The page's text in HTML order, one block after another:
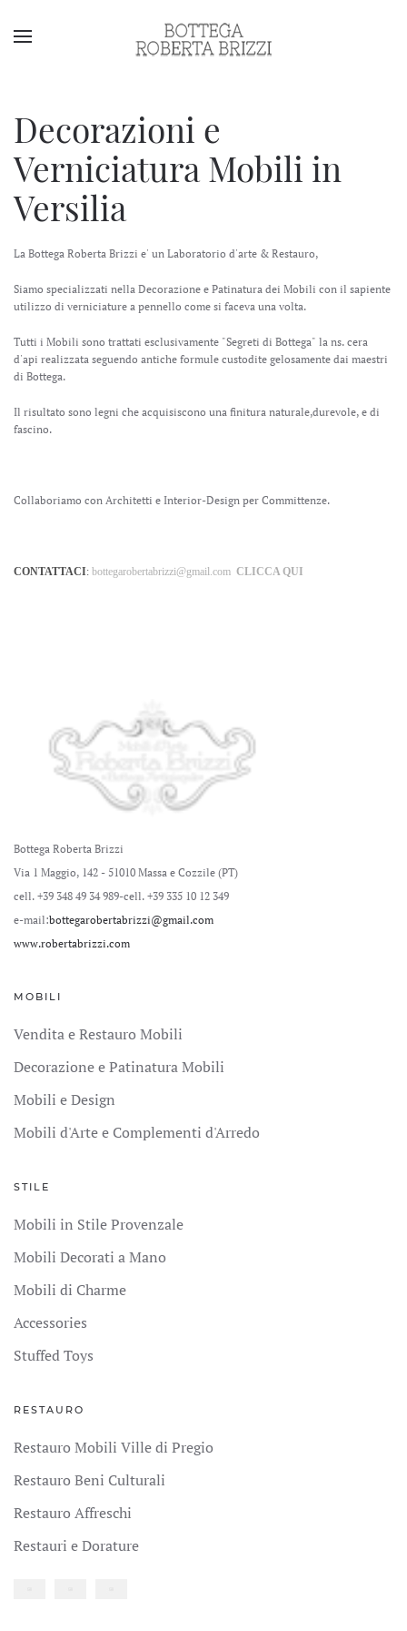
Decorazioni e
Verniciatura Mobili in
Versilia
La Bottega Roberta Brizzi e' un Laboratorio d'arte & Restauro,
Siamo specializzati nella Decorazione e Patinatura dei Mobili con il sapiente
utilizzo di verniciature a pennello come si faceva una volta.
Tutti i Mobili sono trattati esclusivamente "Segreti di Bottega" la ns. cera
d'api realizzata seguendo antiche formule custodite gelosamente dai maestri
di Bottega.
Il risultato sono legni che acquisiscono una finitura naturale,durevole, e di
fascino.
Collaboriamo con Architetti e Interior-Design perCommittenze.
CONTATTACI: bottegarobertabrizzi@gmail.com CLICCA QUI
Bottega Roberta Brizzi
Via 1 Maggio, 142 - 51010 Massa e Cozzile (PT)
cell. +39 348 49 34 989-cell. +39 335 10 12 349
e-mail:bottegarobertabrizzi@gmail.com
www.robertabrizzi.com
MOBILI
Vendita e Restauro Mobili
Decorazione e Patinatura Mobili
Mobili e Design
Mobili d'Arte e Complementi d'Arredo
STILE
Mobili in Stile Provenzale
Mobili Decorati a Mano
Mobili di Charme
Accessories
Stuffed Toys
RESTAURO
Restauro Mobili Ville di Pregio
Restauro Beni Culturali
Restauro Affreschi
Restauri e Dorature